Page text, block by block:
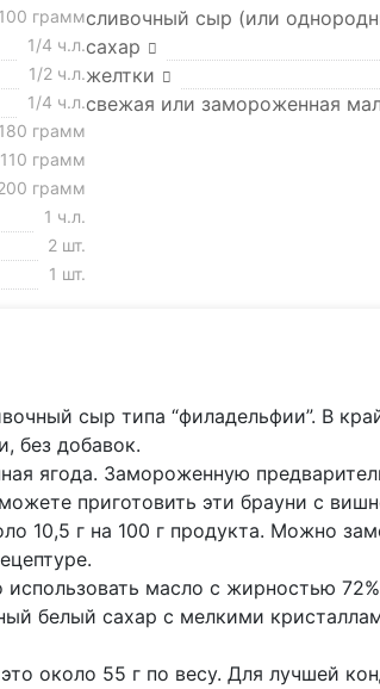
100 грамм
1/4 ч.л.
1/2 ч.л.
1/4 ч.л.
180 грамм
110 грамм
грамм
1 ч.л.
2 шт.
1 шт.
сливочный сыр (или
сахар
желтки
свежая или замороженная
сыр типа “филадельфии”. В
без добавок.
ягода. Замороженную
приготовить эти брауни с
10,5 г на 100 г продукта. Можно
масло с жирностью
белый сахар с мелкими
около 55 г по весу. Для лучшей